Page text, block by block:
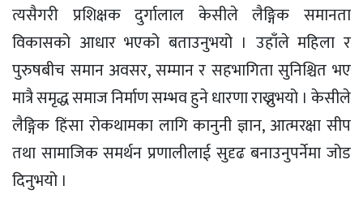
त्यसैगरी प्रशिक्षक दुर्गालाल केसीले लैङ्गिक समानता
विकासको आधार भएको बताउनुभयो । उहाँले महिला र
पुरुषबीच समान अवसर, सम्मान र सहभागिता सुनिश्चित भए
मात्रै समृद्ध समाज निर्माण सम्भव हुने धारणा राख्नुभयो । केसीले
लैङ्गिक हिंसा रोकथामका लागि कानुनी ज्ञान, आत्मरक्षा सीप
तथा सामाजिक समर्थन प्रणालीलाई सुदृढ बनाउनुपर्नेमा जोड
दिनुभयो ।